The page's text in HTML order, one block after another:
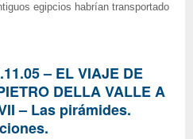
egipcios habrían transportado
– EL VIAJE DE
DELLA VALLE A
– Las pirámides.